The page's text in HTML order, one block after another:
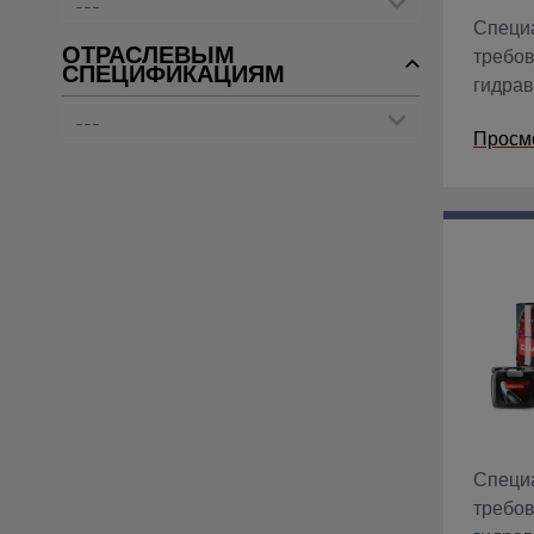
ОТРАСЛЕВЫМ
СПЕЦИФИКАЦИЯМ